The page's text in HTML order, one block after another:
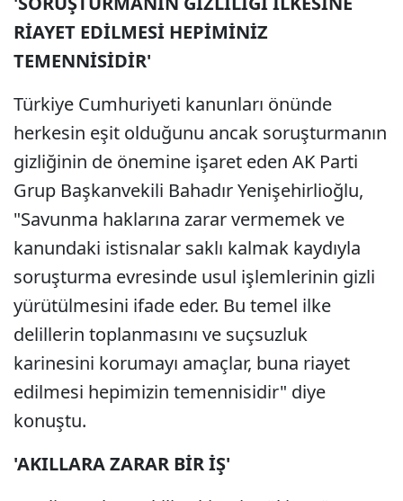
RİAYET EDİLMESİ HEPİMİNİZ
TEMENNİSİDİR'
Türkiye Cumhuriyeti kanunları önünde
herkesin eşit olduğunu ancak soruşturmanın
gizliğinin de önemine işaret eden AK Parti
Grup Başkanvekili Bahadır Yenişehirlioğlu,
"Savunma haklarına zarar vermemek ve
kanundaki istisnalar saklı kalmak kaydıyla
soruşturma evresinde usul işlemlerinin gizli
yürütülmesini ifade eder. Bu temel ilke
delillerin toplanmasını ve suçsuzluk
karinesini korumayı amaçlar, buna riayet
edilmesi hepimizin temennisidir" diye
konuştu.
'AKILLARA ZARAR BİR İŞ'